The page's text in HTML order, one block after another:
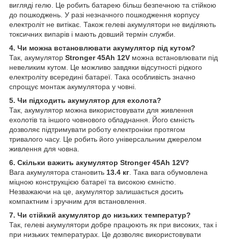
вигляді гелю. Це робить батарею більш безпечною та стійкою
до пошкоджень. У разі незначного пошкодження корпусу
електроліт не витікає. Також гелеві акумулятори не виділяють
токсичних випарів і мають довший термін служби.
4. Чи можна встановлювати акумулятор під кутом?
Так, акумулятор Stronger 45Ah 12V можна встановлювати під
невеликим кутом. Це можливо завдяки відсутності рідкого
електроліту всередині батареї. Така особливість значно
спрощує монтаж акумулятора у човні.
5. Чи підходить акумулятор для ехолота?
Так, акумулятор можна використовувати для живлення
ехолотів та іншого човнового обладнання. Його ємність
дозволяє підтримувати роботу електроніки протягом
тривалого часу. Це робить його універсальним джерелом
живлення для човна.
6. Скільки важить акумулятор Stronger 45Ah 12V?
Вага акумулятора становить 13.4 кг . Така вага обумовлена
міцною конструкцією батареї та високою ємністю.
Незважаючи на це, акумулятор залишається досить
компактним і зручним для встановлення.
7. Чи стійкий акумулятор до низьких температур?
Так, гелеві акумулятори добре працюють як при високих, так і
при низьких температурах. Це дозволяє використовувати